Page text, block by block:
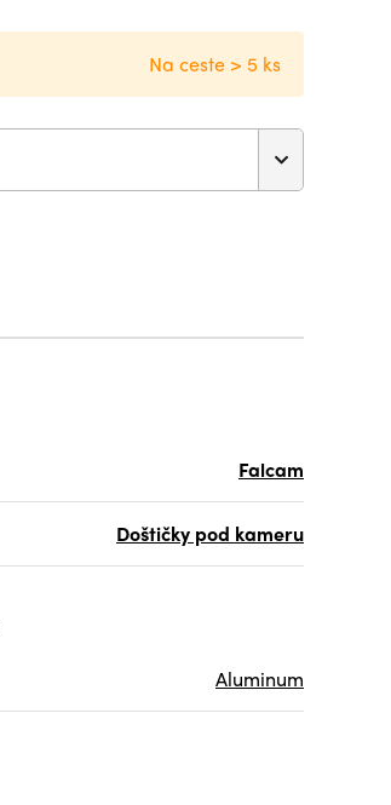
Na ceste > 5 ks
Falcam
Doštičky pod kameru
Aluminum